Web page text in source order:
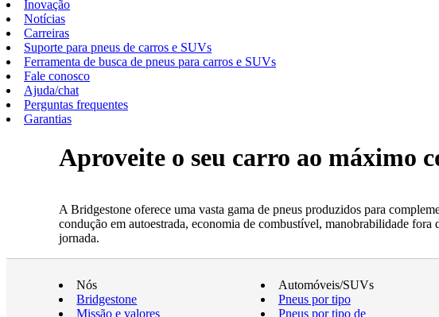
Inovação
Notícias
Carreiras
Suporte para pneus de carros e SUVs
Ferramenta de busca de pneus para carros e SUVs
Fale conosco
Ajuda/chat
Perguntas frequentes
Garantias
Aproveite o seu carro ao máximo
A Bridgestone oferece uma vasta gama de pneus produzidos para
condução em autoestrada, economia de combustível, manobrabilidade fora
jornada.
Nós
Bridgestone
Missão e valores
Automóveis/SUVs
Pneus por tipo
Pneus por tipo de